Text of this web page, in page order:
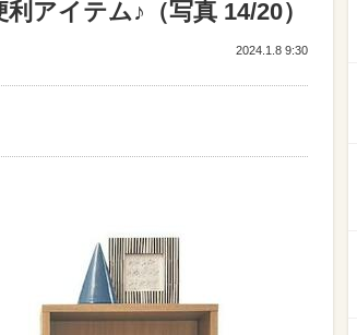
アイテム♪（写真 14/20）
2024.1.8 9:30